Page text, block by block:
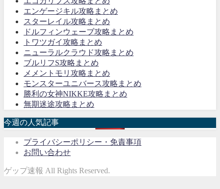
エンゲージキル攻略まとめ
スターレイル攻略まとめ
ドルフィンウェーブ攻略まとめ
トワツガイ攻略まとめ
ニューラルクラウド攻略まとめ
ブルリフS攻略まとめ
メメントモリ攻略まとめ
モンスターユニバース攻略まとめ
勝利の女神NIKKE攻略まとめ
無期迷途攻略まとめ
今週の人気記事
プライバシーポリシー・免責事項
お問い合わせ
ゲップ速報 All Rights Reserved.